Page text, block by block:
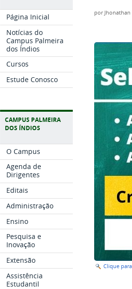
Página Inicial
Notícias do
Campus Palmeira
dos Índios
Cursos
Estude Conosco
CAMPUS PALMEIRA
DOS ÍNDIOS
O Campus
Agenda de
Dirigentes
Editais
Administração
Ensino
Pesquisa e
Inovação
Extensão
Assistência
Estudantil
por Jhonathan
Clique